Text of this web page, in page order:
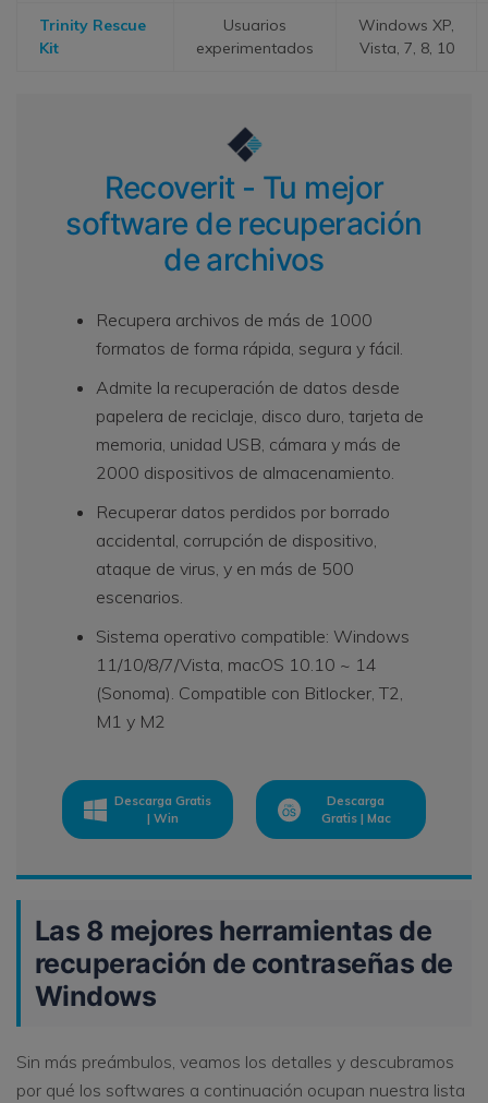
Trinity Rescue
Kit
Usuarios
experimentados
Windows XP,
Vista, 7, 8, 10
Recoverit - Tu mejor
software de recuperación
de archivos
Recupera archivos de más de 1000
formatos de forma rápida, segura y fácil.
Admite la recuperación de datos desde
papelera de reciclaje, disco duro, tarjeta de
memoria, unidad USB, cámara y más de
2000 dispositivos de almacenamiento.
Recuperar datos perdidos por borrado
accidental, corrupción de dispositivo,
ataque de virus, y en más de 500
escenarios.
Sistema operativo compatible: Windows
11/10/8/7/Vista, macOS 10.10 ~ 14
(Sonoma). Compatible con Bitlocker, T2,
M1 y M2
Descarga Gratis
| Win
Descarga
Gratis | Mac
Las 8 mejores herramientas de
recuperación de contraseñas de
Windows
Sin más preámbulos, veamos los detalles y descubramos
por qué los softwares a continuación ocupan nuestra lista